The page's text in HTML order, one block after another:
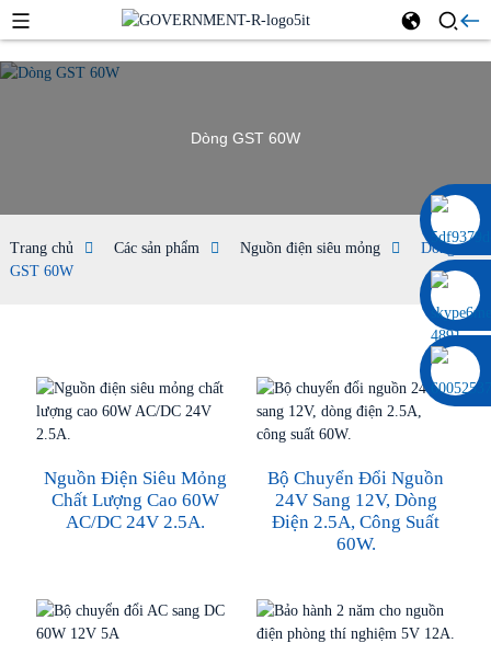
0086 13322920697
Dòng GST 60W
Trang chủ Các sản phẩm Nguồn điện siêu mỏng
Dòng
GST 60W
Nguồn Điện Siêu Mỏng
Chất Lượng Cao 60W
AC/DC 24V 2.5A.
Bộ Chuyển Đổi Nguồn
24V Sang 12V, Dòng
Điện 2.5A, Công Suất
60W.